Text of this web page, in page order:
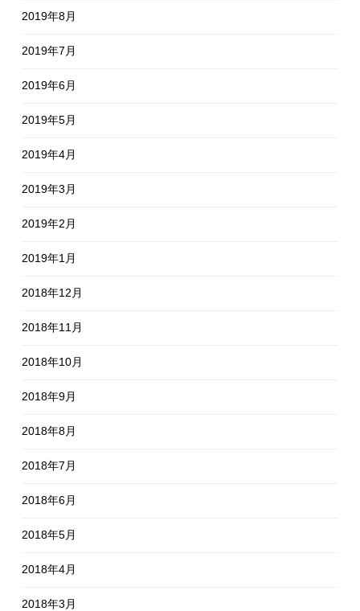
2019年8月
2019年7月
2019年6月
2019年5月
2019年4月
2019年3月
2019年2月
2019年1月
2018年12月
2018年11月
2018年10月
2018年9月
2018年8月
2018年7月
2018年6月
2018年5月
2018年4月
2018年3月